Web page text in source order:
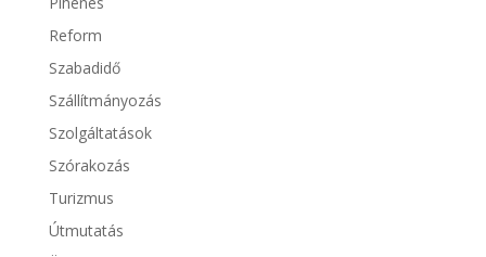
Reform
Szabadidő
Szállítmányozás
Szolgáltatások
Szórakozás
Turizmus
Útmutatás